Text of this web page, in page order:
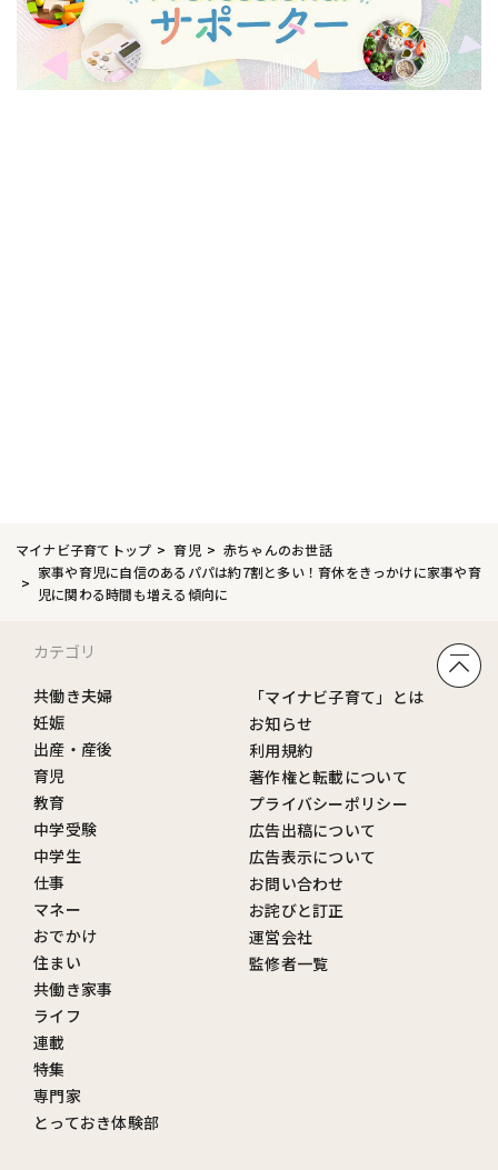
マイナビ子育てトップ 育児
赤ちゃんのお世話
家事や育児に自信のあるパパは約7割と多い！育休をきっかけに家事や育
児に関わる時間も増える傾向に
カテゴリ
共働き夫婦
妊娠
出産・産後
育児
教育
中学受験
中学生
仕事
マネー
おでかけ
住まい
共働き家事
ライフ
連載
特集
専門家
とっておき体験部
「マイナビ子育て」とは
お知らせ
利用規約
著作権と転載について
プライバシーポリシー
広告出稿について
広告表示について
お問い合わせ
お詫びと訂正
運営会社
監修者一覧